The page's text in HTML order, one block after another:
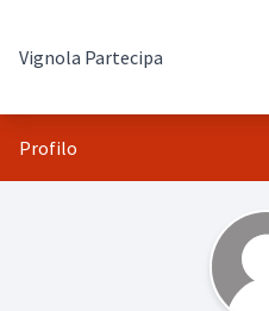
Vignola Partecipa
Profilo